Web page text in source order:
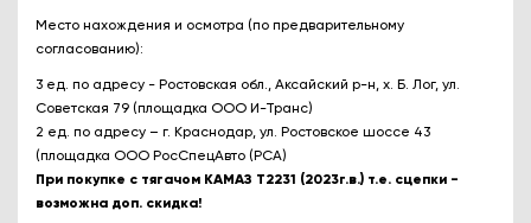
Место нахождения и осмотра (по предварительному
согласованию):
3 ед. по адресу - Ростовская обл., Аксайский р-н, х. Б. Лог, ул.
Советская 79 (площадка ООО И-Транс)
2 ед. по адресу – г. Краснодар, ул. Ростовское шоссе 43
(площадка ООО РосСпецАвто (РСА)
При покупке с тягачом КАМАЗ Т2231 (2023г.в.) т.е. сцепки -
возможна доп. скидка!